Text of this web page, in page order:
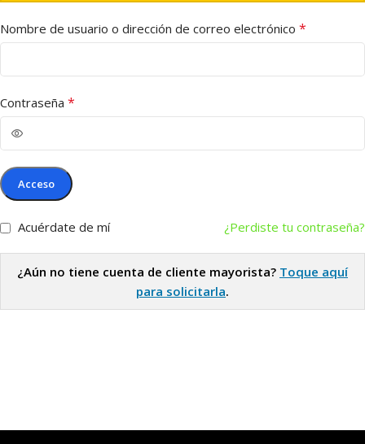
Nombre de usuario o dirección de correo electrónico *
Contraseña *
Acceso
¿Perdiste tu contraseña?
Acuérdate de mí
¿Aún no tiene cuenta de cliente mayorista? Toque aquí
para solicitarla.